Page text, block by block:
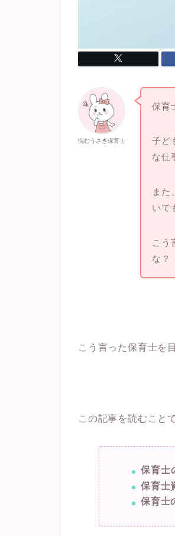
悩むうさぎ保育士
保育
子ど
な仕
また
いて
こう
な？
こう言った保育士を
この記事を読むこと
保育士
保育士
保育士